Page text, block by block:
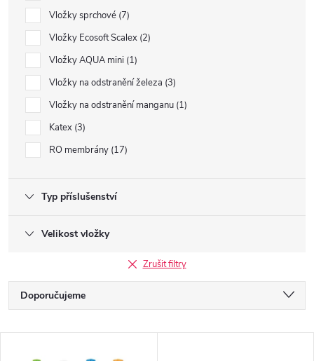
Vložky sprchové 7
Vložky Ecosoft Scalex 2
Vložky AQUA mini 1
Vložky na odstranění železa 3
Vložky na odstranění manganu 1
Katex 3
RO membrány 17
Typ příslušenství
Velikost vložky
Zrušit filtry
Ř
a
Doporučujeme